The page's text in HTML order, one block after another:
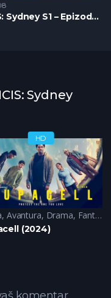
NCIS: Sydney S1 – Epizoda 08
Sydney
,Sci-Fi
HD
, Avantura, Drama, Fantazija
(2024)
komentar